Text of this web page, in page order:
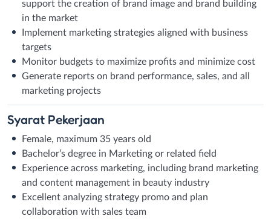
support the creation of brand image and brand building
in the market
Implement marketing strategies aligned with business
targets
Monitor budgets to maximize profits and minimize cost
Generate reports on brand performance, sales, and all
marketing projects
Syarat Pekerjaan
Female, maximum 35 years old
Bachelor’s degree in Marketing or related field
Experience across marketing, including brand marketing
and content management in beauty industry
Excellent analyzing strategy promo and plan
collaboration with sales team